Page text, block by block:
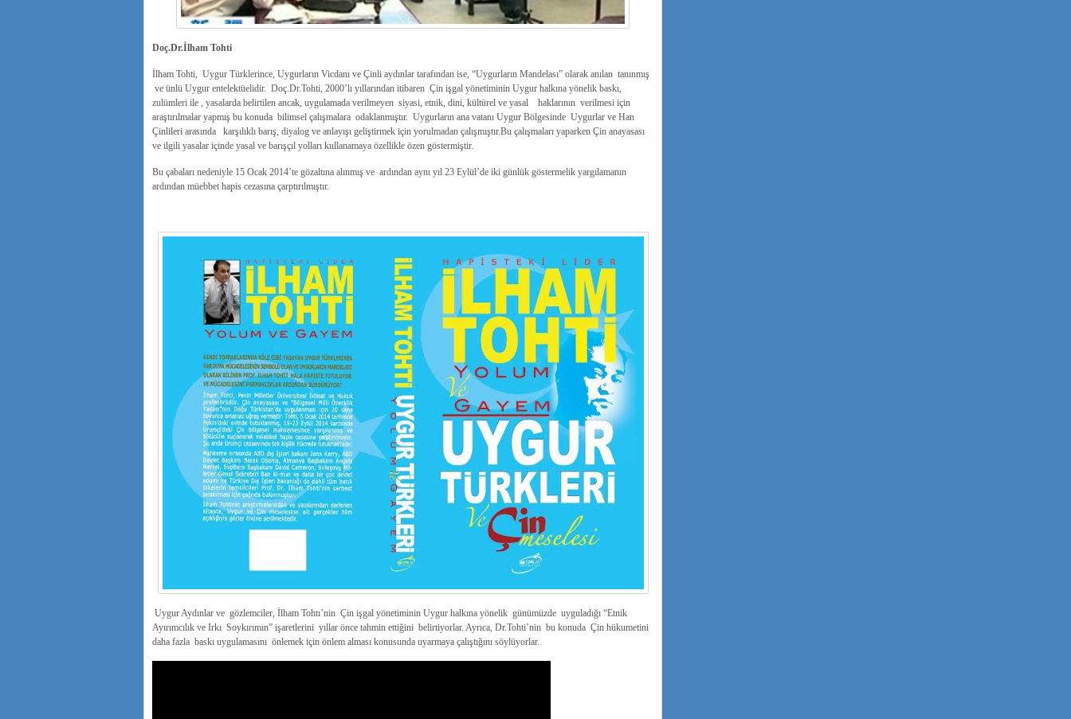
Doç.Dr.İlham Tohti
İlham Tohti, Uygur Türklerince, Uygurların Vicdanı ve Çinli aydınlar tarafından ise, “Uygurların Mandelası” olarak anılan tanınmış
ve ünlü Uygur entelektüelidir. Doç.Dr.Tohti, 2000’lı yıllarından itibaren Çin işgal yönetiminin Uygur halkına yönelik baskı,
zulümleri ile , yasalarda belirtilen ancak, uygulamada verilmeyen siyasi, etnik, dini, kültürel ve yasal haklarının verilmesi için
araştırılmalar yapmış bu konuda bilimsel çalışmalara odaklanmıştır. Uygurların ana vatanı Uygur Bölgesinde Uygurlar ve Han
Çinlileri arasında karşılıklı barış, diyalog ve anlayışı geliştirmek için yorulmadan çalışmıştır.Bu çalışmaları yaparken Çin anayasası
ve ilgili yasalar içinde yasal ve barışçıl yolları kullanamaya özellikle özen göstermiştir.
Bu çabaları nedeniyle 15 Ocak 2014’te gözaltına alınmış ve ardından aynı yıl 23 Eylül’de iki günlük göstermelik yargılamanın
ardından müebbet hapis cezasına çarptırılmıştır.
Uygur Aydınlar ve gözlemciler, İlham Tohtı’nin Çin işgal yönetiminin Uygur halkına yönelik günümüzde uyguladığı “Etnik
Ayırımcılık ve Irkı Soykırımın” işaretlerini yıllar önce tahmin ettiğini belirtiyorlar. Ayrıca, Dr.Tohti’nin bu konuda Çin hükumetini
daha fazla baskı uygulamasını önlemek için önlem alması konusunda uyarmaya çalıştığını söylüyorlar.